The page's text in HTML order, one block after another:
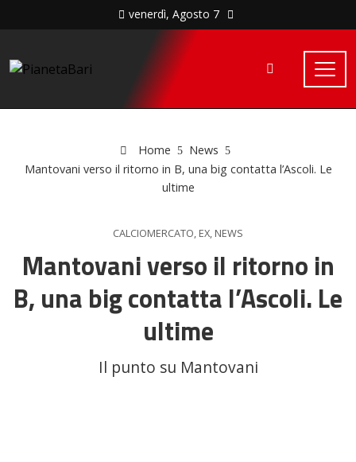
venerdì, Agosto 7
Home
News
Mantovani verso il ritorno in B, una big contatta l’Ascoli. Le
ultime
CALCIOMERCATO, EX, NEWS
Mantovani verso il ritorno in
B, una big contatta l’Ascoli. Le
ultime
Il punto su Mantovani